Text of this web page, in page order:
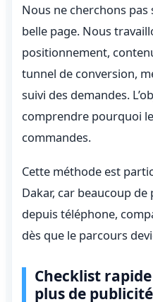
Nous ne cherchons
belle page. Nous
positionnement,
tunnel de conversion,
suivi des demandes.
comprendre pourquoi
commandes.
Cette méthode est
Dakar, car beaucoup
depuis téléphone,
dès que le parcours
Checklist
plus de publicité